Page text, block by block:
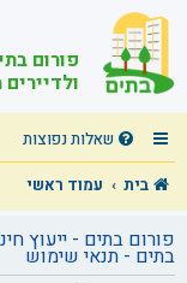
פורום
שאלות נפוצות
בית
עמוד ראשי
פורום בתים - ייעוץ
בתים - תנאי שימוש